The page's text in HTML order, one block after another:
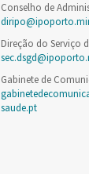
Conselho de
Direção do Serviço
Gabinete de
saude.pt